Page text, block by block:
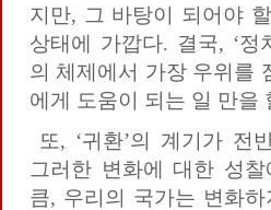
지만, 그 바탕이 되어야
상태에 가깝다. 결국, ‘정
의 체제에서 가장 우위를
에게 도움이 되는 일 만을
또, ‘귀환’의 계기가 전
그러한 변화에 대한 성
큼, 우리의 국가는 변화